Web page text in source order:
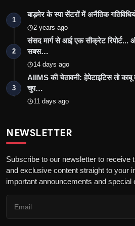
1
बाड़मेर के स्पा सेंटरों में अनैतिक
2 years ago
2
संसद मार्ग से आई एक सीक्रेट रिपोर्ट...
सबस…
14 days ago
3
AIIMS की चेतावनी: हेपेटाइटिस तो
चुप…
11 days ago
NEWSLETTER
Subscribe to our newsletter to receive
and exclusive content straight to your
important announcements and special